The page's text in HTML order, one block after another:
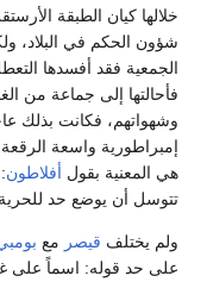
خلالها كيان الطبقة
شؤون الحكم في البلاد،
الجمعية فقد أفسدها
فأحالتها إلى جماعة من
وشهواتهم، فكانت بذلك
إمبراطورية واسعة
هي المعنية بقول أفلاطون
تتوسل أن يوضع حد
ولم يختلف قيصر مع
على حد قوله: اسماً على